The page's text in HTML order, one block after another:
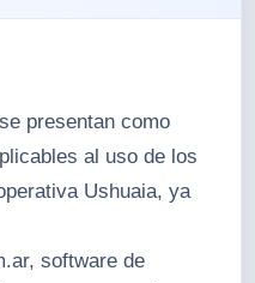
presentan como
al uso de los
Ushuaia, ya
software de